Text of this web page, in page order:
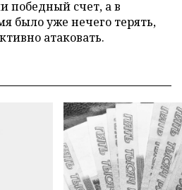
победный счет, а в
было уже нечего терять,
атаковать.